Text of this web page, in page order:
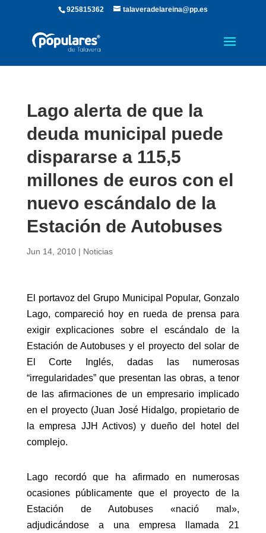
925815362 talaveradelareina@pp.es
Lago alerta de que la
deuda municipal puede
dispararse a 115,5
millones de euros con el
nuevo escándalo de la
Estación de Autobuses
Jun 14, 2010| Noticias
El portavoz del Grupo Municipal Popular, Gonzalo
Lago, compareció hoy en rueda de prensa para
exigir explicaciones sobre el escándalo de la
Estación de Autobuses y el proyecto del solar de
El Corte Inglés, dadas las numerosas
“irregularidades” que presentan las obras, a tenor
de las afirmaciones de un empresario implicado
en el proyecto (Juan José Hidalgo, propietario de
la empresa JJH Activos) y dueño del hotel del
complejo.
Lago recordó que ha afirmado en numerosas
ocasiones públicamente que el proyecto de la
Estación de Autobuses «nació mal»,
adjudicándose a una empresa llamada 21